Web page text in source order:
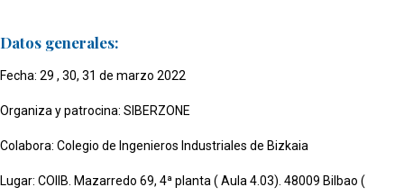
Datos generales:
Fecha: 29 , 30, 31 de marzo 2022
Organiza y patrocina: SIBERZONE
Colabora: Colegio de Ingenieros Industriales de Bizkaia
Lugar: COIIB. Mazarredo 69, 4ª planta ( Aula 4.03). 48009 Bilbao (